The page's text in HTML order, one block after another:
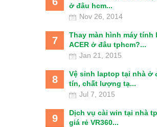
ở đâu hcm...
Nov 26, 2014
7
Thay màn hình máy tính
ACER ở đâu tphcm?...
Jan 21, 2015
8
Vệ sinh laptop tại nhà ở
tín, chất lượng tạ...
Jul 7, 2015
9
Dịch vụ cài win tại nhà
giá rẻ VR360...